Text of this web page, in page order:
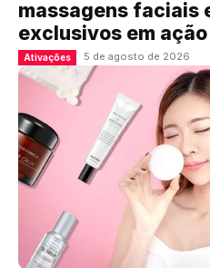
massagens faciais
exclusivos em
Ativações 5 de agosto de 2026